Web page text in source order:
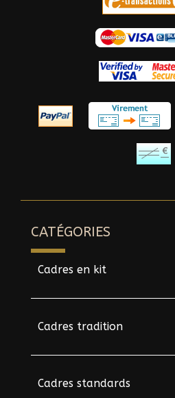
CATÉGORIES
Cadres en kit
Cadres tradition
Cadres standards